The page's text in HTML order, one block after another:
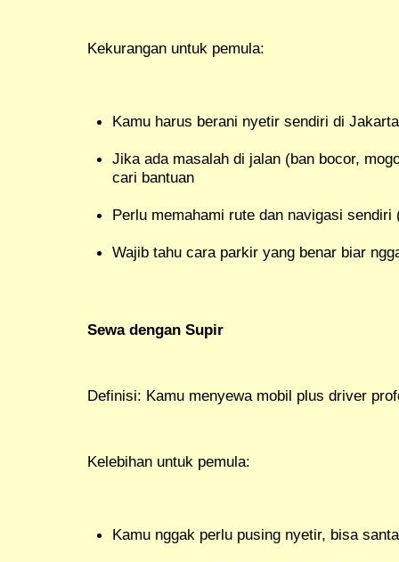
Kekurangan untuk pemula:
Kamu harus berani nyetir sendiri di
Jika ada masalah di jalan (ban bocor,
cari bantuan
Perlu memahami rute dan navigasi
Wajib tahu cara parkir yang benar biar
Sewa dengan Supir
Definisi: Kamu menyewa mobil plus driver
Kelebihan untuk pemula:
Kamu nggak perlu pusing nyetir, bisa